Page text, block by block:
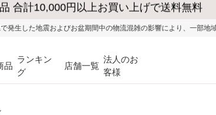
の物流混雑の影響により、一部地域ではお荷物のお届けに遅れ
品
ランキン
グ
店舗一覧
法人のお
客様